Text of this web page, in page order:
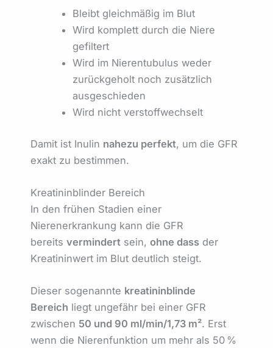
Bleibt gleichmäßig im Blut
Wird komplett durch die Niere
gefiltert
Wird im Nierentubulus weder
zurückgeholt noch zusätzlich
ausgeschieden
Wird nicht verstoffwechselt
Damit ist Inulin nahezu perfekt, um die GFR
exakt zu bestimmen.
Kreatininblinder Bereich
In den frühen Stadien einer
Nierenerkrankung kann die GFR
bereits vermindert sein, ohne dass der
Kreatininwert im Blut deutlich steigt.
Dieser sogenannte kreatininblinde
Bereich liegt ungefähr bei einer GFR
zwischen 50 und 90 ml/min/1,73 m². Erst
wenn die Nierenfunktion um mehr als 50 %